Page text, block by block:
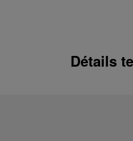
Détails